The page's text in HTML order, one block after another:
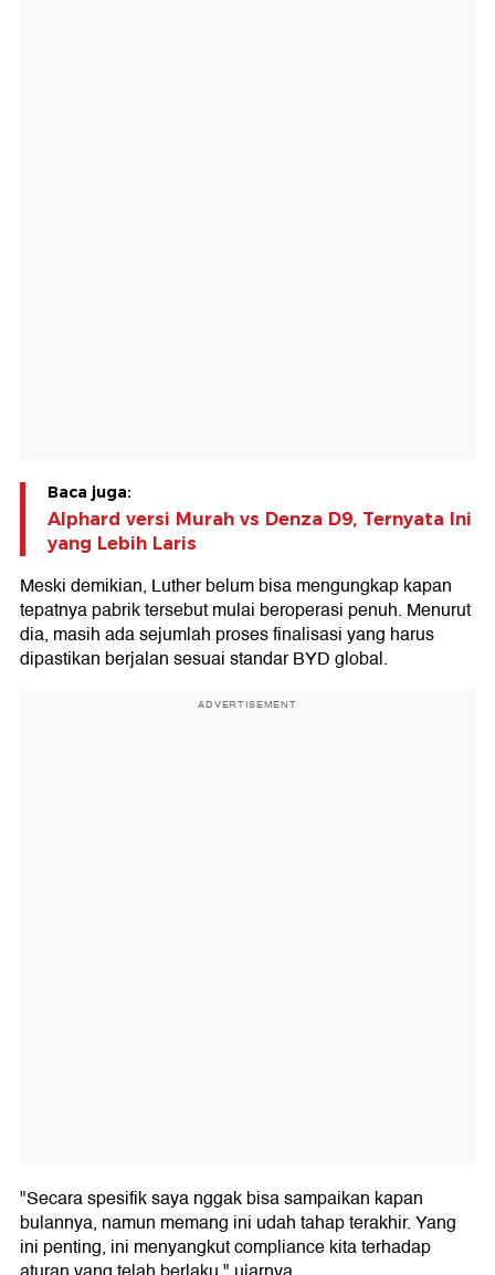
Baca juga:
Alphard versi Murah vs Denza D9, Ternyata Ini
yang Lebih Laris
Meski demikian, Luther belum bisa mengungkap kapan
tepatnya pabrik tersebut mulai beroperasi penuh. Menurut
dia, masih ada sejumlah proses finalisasi yang harus
dipastikan berjalan sesuai standar BYD global.
ADVERTISEMENT
"Secara spesifik saya nggak bisa sampaikan kapan
bulannya, namun memang ini udah tahap terakhir. Yang
ini penting, ini menyangkut compliance kita terhadap